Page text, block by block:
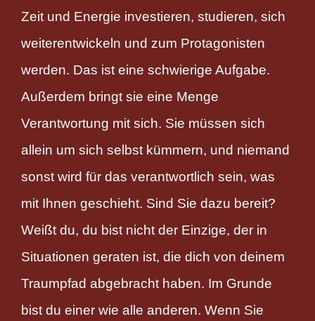
Zeit und Energie investieren, studieren, sich
weiterentwickeln und zum Protagonisten
werden. Das ist eine schwierige Aufgabe.
Außerdem bringt sie eine Menge
Verantwortung mit sich. Sie müssen sich
allein um sich selbst kümmern, und niemand
sonst wird für das verantwortlich sein, was
mit Ihnen geschieht. Sind Sie dazu bereit?
Weißt du, du bist nicht der Einzige, der in
Situationen geraten ist, die dich von deinem
Traumpfad abgebracht haben. Im Grunde
bist du einer wie alle anderen. Wenn Sie